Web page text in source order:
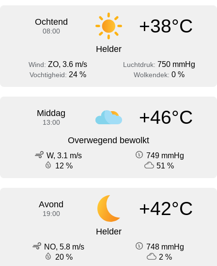
Ochtend
08:00 +38°C
Helder
Wind: ZO, 3.6 m/s Luchtdruk: 750 mmHg
Vochtigheid: 24 % Wolkendek: 0 %
Middag
13:00 +46°C
Overwegend bewolkt
W, 3.1 m/s
749 mmHg
12 %
51 %
Avond
19:00 +42°C
Helder
NO, 5.8 m/s
748 mmHg
20 %
2 %